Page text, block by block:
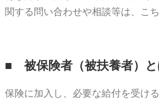
関する問い合わせや相談等は、こ
■ 被保険者（被扶養者）と
保険に加入し、必要な給付を受け